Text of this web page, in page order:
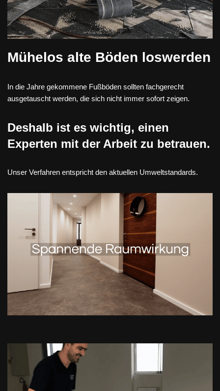
Mühelos alte Böden loswerden
In die Jahre gekommene Fußböden sollten fachgerecht
ausgetauscht werden, die sich nicht immer sofort zeigen.
Deshalb ist es wichtig, einen
Experten mit der Arbeit zu betrauen.
Unser Verfahren entspricht den aktuellen Umweltstandards.